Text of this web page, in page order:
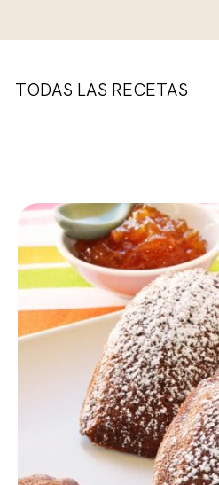
TODAS LAS RECETAS